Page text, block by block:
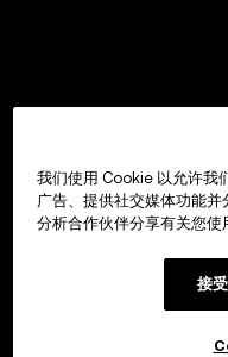
我们使用 Cookie 以允许我
广告、提供社交媒体功能
分析合作伙伴分享有关您使
接